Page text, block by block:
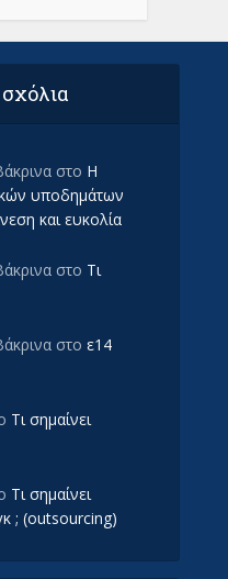
στο Η
υποδημάτων
και ευκολία
στο Τι
στο ε14
Τι σημαίνει
Τι σημαίνει
; (outsourcing)